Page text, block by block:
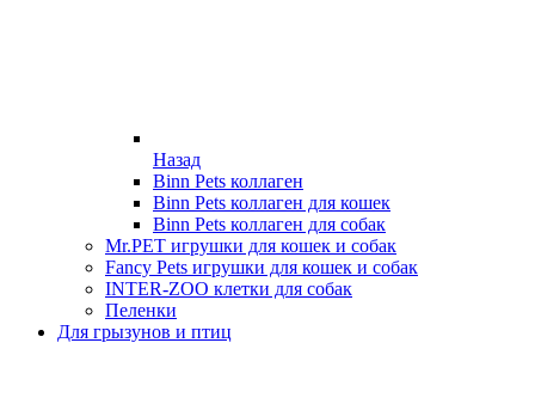
Назад
Binn Pets коллаген
Binn Pets коллаген для кошек
Binn Pets коллаген для собак
Mr.PET игрушки для кошек и собак
Fancy Pets игрушки для кошек и собак
INTER-ZOO клетки для собак
Пеленки
Для грызунов и птиц